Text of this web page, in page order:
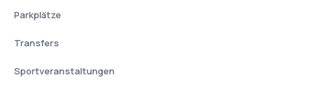
Parkplätze
Transfers
Sportveranstaltungen